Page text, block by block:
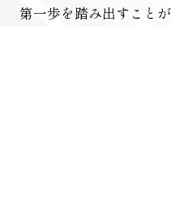
第一歩を踏み出すこと